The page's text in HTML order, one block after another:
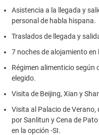
Asistencia a la llegada y
personal de habla hispana.
Traslados de llegada y
7 noches de alojamiento
Régimen alimenticio según
elegido.
Visita de Beijing, Xian y
Visita al Palacio de
por Sanlitun y Cena de
en la opción -SI.